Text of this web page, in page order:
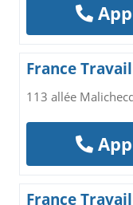
France
113 allée
France